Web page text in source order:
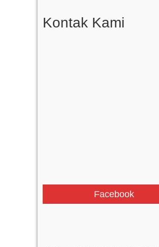
Kontak Kami
Facebook